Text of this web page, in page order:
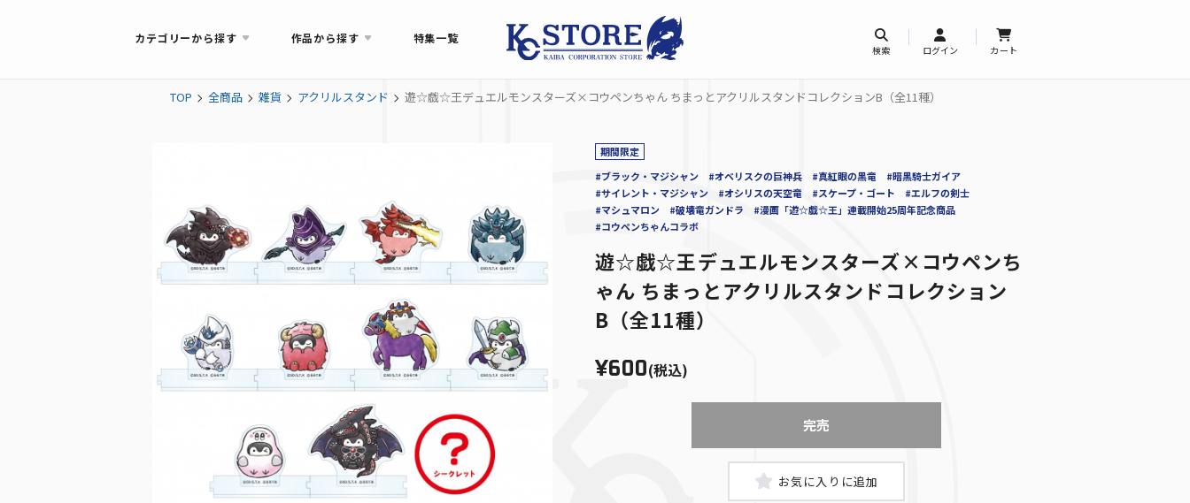
カテゴリーから探す 作品から探す 特集一覧
検索 ログイン カート
TOP 全商品 雑貨 アクリルスタンド 遊☆戯☆王デュエルモンスターズ×コウペンちゃん ちまっとアクリルスタンドコレクションB（全11種）
期間限定
#ブラック・マジシャン
#オベリスクの巨神兵 #真紅眼の黒竜
#暗黒騎士ガイア
#サイレント・マジシャン
#オシリスの天空竜 #スケープ・ゴート
#エルフの剣士
#マシュマロン
#破壊竜ガンドラ
#漫画「遊☆戯☆王」連載開始25周年記念商品
#コウペンちゃんコラボ
遊☆戯☆王デュエルモンスターズ×コウペンち
ゃん ちまっとアクリルスタンドコレクション
B（全11種）
¥600(税込)
完売